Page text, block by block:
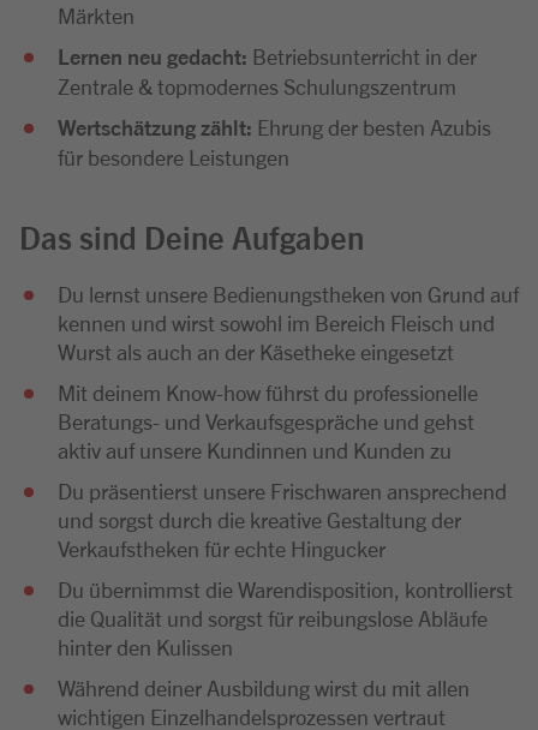
Märkten
Lernen neu gedacht: Betriebsunterricht in der
Zentrale & topmodernes Schulungszentrum
Wertschätzung zählt: Ehrung der besten Azubis
für besondere Leistungen
Das sind Deine Aufgaben
Du lernst unsere Bedienungstheken von Grund auf
kennen und wirst sowohl im Bereich Fleisch und
Wurst als auch an der Käsetheke eingesetzt
Mit deinem Know-how führst du professionelle
Beratungs- und Verkaufsgespräche und gehst
aktiv auf unsere Kundinnen und Kunden zu
Du präsentierst unsere Frischwaren ansprechend
und sorgst durch die kreative Gestaltung der
Verkaufstheken für echte Hingucker
Du übernimmst die Warendisposition, kontrollierst
die Qualität und sorgst für reibungslose Abläufe
hinter den Kulissen
Während deiner Ausbildung wirst du mit allen
wichtigen Einzelhandelsprozessen vertraut